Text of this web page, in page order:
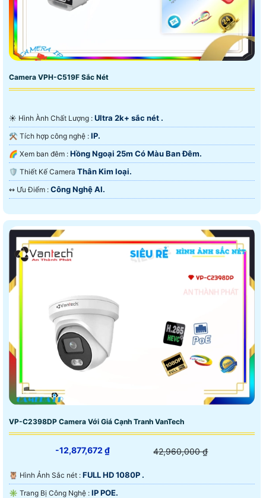
Camera VPH-C519F Sắc Nét
☀️ Hình Ành Chất Lượng : Ultra 2k+ sắc nét .
⚒ Tích hợp công nghệ : IP.
🌈 Xem ban đêm : Hồng Ngoại 25m Có Màu Ban Ðêm.
🛡 Thiết Kế Camera Thân Kim loại.
️↭ Ưu Điểm : Công Nghệ AI.
VP-C2398DP Camera Với Giá Cạnh Tranh VanTech
-12,877,672 ₫ 42,960,000 ₫
🦉 Hình Ảnh Sắc nét : FULL HD 1080P .
✳️ Trang Bị Công Nghệ : IP POE.